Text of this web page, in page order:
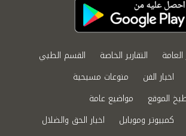
العامة التقارير الخاصة
القسم الطبي
اخبار الفن
منوعات مسيحية
الموقع
مواضيع عامة
كمبيوتر وموبايل
اخبار الحق والضلال